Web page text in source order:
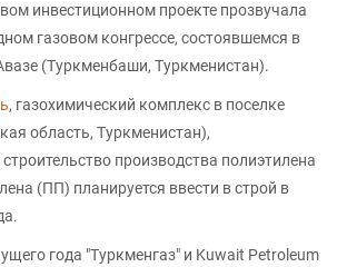
инвестиционном проекте прозвучала
газовом конгрессе, состоявшемся в
(Туркменбаши, Туркменистан).
, газохимический комплекс в поселке
область, Туркменистан),
производства полиэтилена
(ПП) планируется ввести в строй в
года "Туркменгаз" и Kuwait Petroleum